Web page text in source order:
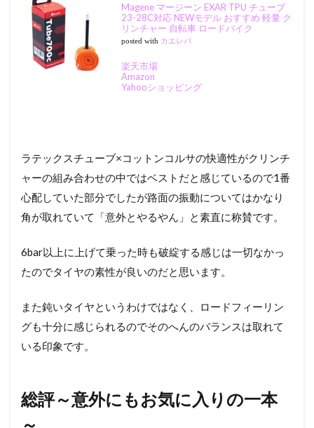
Magene マージーン EXAR TPU チューブ
23-28C対応 NEWモデル おすすめ 軽量 ク
リンチャー 自転車 ロードバイク
posted with カエレバ
楽天市場
Amazon
Yahooショッピング
ラテックスチューブ×コットンコルサの快適性がクリンチ
ャーの組み合わせの中ではベストだと感じているので1番
心配していた部分でしたが路面の振動についてはかなり
角が取れていて「意外とやるやん」と素直に称賛です。
6bar以上に上げて乗った時も破綻する感じは一切なかっ
たのでタイヤの素性が良いのだと思います。
また鈍いタイヤというわけではなく、ロードフィーリン
グも十分に感じられるのでそのへんのバランスは取れて
いる印象です。
総評～意外にもお気に入りの一本